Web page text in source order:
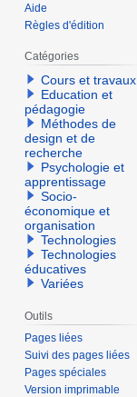
Aide
Règles d'édition
Catégories
Cours et travaux
Education et
pédagogie
Méthodes de
design et de
recherche
Psychologie et
apprentissage
Socio-
économique et
organisation
Technologies
Technologies
éducatives
Variées
Outils
Pages liées
Suivi des pages liées
Pages spéciales
Version imprimable